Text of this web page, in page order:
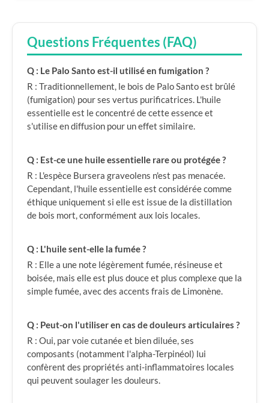
Questions Fréquentes (FAQ)
Q : Le Palo Santo est-il utilisé en fumigation ?
R : Traditionnellement, le bois de Palo Santo est brûlé
(fumigation) pour ses vertus purificatrices. L'huile
essentielle est le concentré de cette essence et
s'utilise en diffusion pour un effet similaire.
Q : Est-ce une huile essentielle rare ou protégée ?
R : L'espèce Bursera graveolens n'est pas menacée.
Cependant, l'huile essentielle est considérée comme
éthique uniquement si elle est issue de la distillation
de bois mort, conformément aux lois locales.
Q : L'huile sent-elle la fumée ?
R : Elle a une note légèrement fumée, résineuse et
boisée, mais elle est plus douce et plus complexe que la
simple fumée, avec des accents frais de Limonène.
Q : Peut-on l'utiliser en cas de douleurs articulaires ?
R : Oui, par voie cutanée et bien diluée, ses
composants (notamment l'alpha-Terpinéol) lui
confèrent des propriétés anti-inflammatoires locales
qui peuvent soulager les douleurs.